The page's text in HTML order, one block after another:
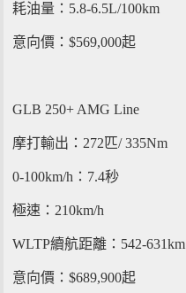
耗油量：5.8-6.5L/100km
意向價：$569,000起
GLB 250+ AMG Line
摩打輸出：272匹/ 335Nm
0-100km/h：7.4秒
極速：210km/h
WLTP續航距離：542-631km
意向價：$689,900起